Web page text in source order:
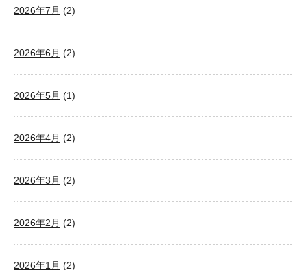
2026年7月 (2)
2026年6月 (2)
2026年5月 (1)
2026年4月 (2)
2026年3月 (2)
2026年2月 (2)
2026年1月 (2)